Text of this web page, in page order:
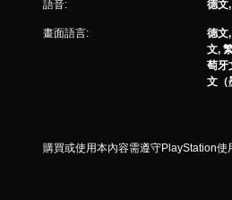
語音: 德文
畫面語言:
德文
文,
萄牙
文（
購買或使用本內容需遵守PlayStation使